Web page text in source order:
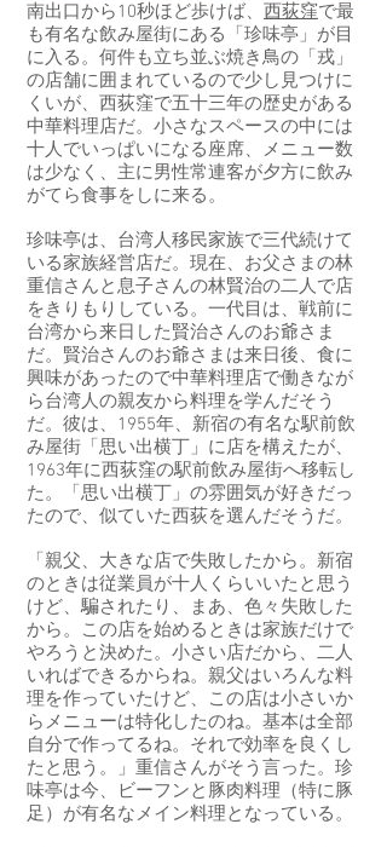
南出口から10秒ほど歩けば、 西荻窪で最
も有名な飲み屋街にある「珍味亭」が目
に入る。何件も立ち並ぶ焼き鳥の「戎」
の店舗に囲まれているので少し見つけに
くいが、西荻窪で五十三年の歴史がある
中華料理店だ。小さなスペースの中には
十人でいっぱいになる座席、メニュー数
は少なく、主に男性常連客が夕方に飲み
がてら食事をしに来る。
珍味亭は、台湾人移民家族で三代続けて
いる家族経営店だ。現在、お父さまの林
重信さんと息子さんの林賢治の二人で店
をきりもりしている。一代目は、戦前に
台湾から来日した賢治さんのお爺さま
だ。賢治さんのお爺さまは来日後、食に
興味があったので中華料理店で働きなが
ら台湾人の親友から料理を学んだそう
だ。彼は、1955年、新宿の有名な駅前飲
み屋街「思い出横丁」に店を構えたが、
1963年に西荻窪の駅前飲み屋街へ移転し
た。「思い出横丁」の雰囲気が好きだっ
たので、似ていた西荻を選んだそうだ。
「親父、大きな店で失敗したから。新宿
のときは従業員が十人くらいいたと思う
けど、騙されたり、まあ、色々失敗した
から。この店を始めるときは家族だけで
やろうと決めた。小さい店だから、二人
いればできるからね。親父はいろんな料
理を作っていたけど、この店は小さいか
らメニューは特化したのね。基本は全部
自分で作ってるね。それで効率を良くし
たと思う。」重信さんがそう言った。珍
味亭は今、ビーフンと豚肉料理（特に豚
足）が有名なメイン料理となっている。